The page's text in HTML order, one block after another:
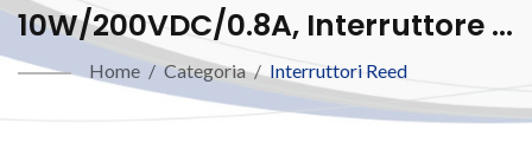
10W/200VDC/0.8A, Interruttore A
Reed Secco Stampato
Home / Categoria / Interruttori Reed